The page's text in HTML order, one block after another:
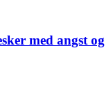
med angst og